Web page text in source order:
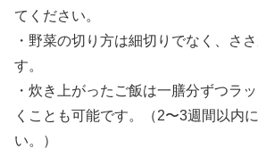
てください。
・野菜の切り方は細切りでなく、さ
す。
・炊き上がったご飯は一膳分ずつラ
くことも可能です。（2〜3週間以内
い。）